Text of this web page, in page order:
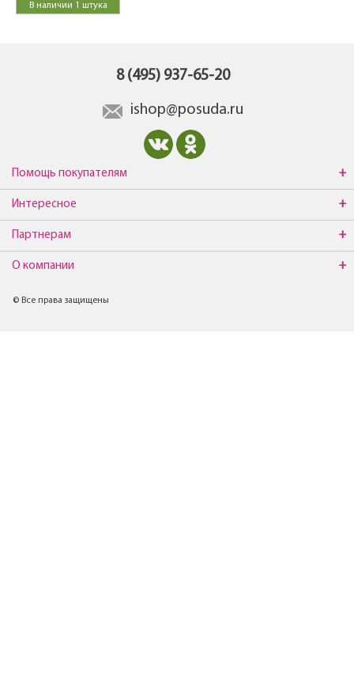
В наличии 1 штука
8 (495) 937-65-20
ishop@posuda.ru
Помощь покупателям
Интересное
Партнерам
О компании
© Все права защищены